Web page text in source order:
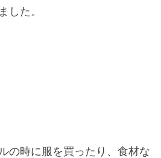
した。
の時に服を買ったり、食材な